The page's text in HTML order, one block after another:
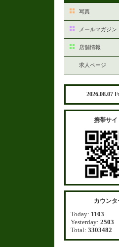
写真
メールマガジン
店舗情報
求人ページ
2026.08.07
携帯サイ
カウンタ
Today: 1103
Yesterday: 2503
Total: 3303482